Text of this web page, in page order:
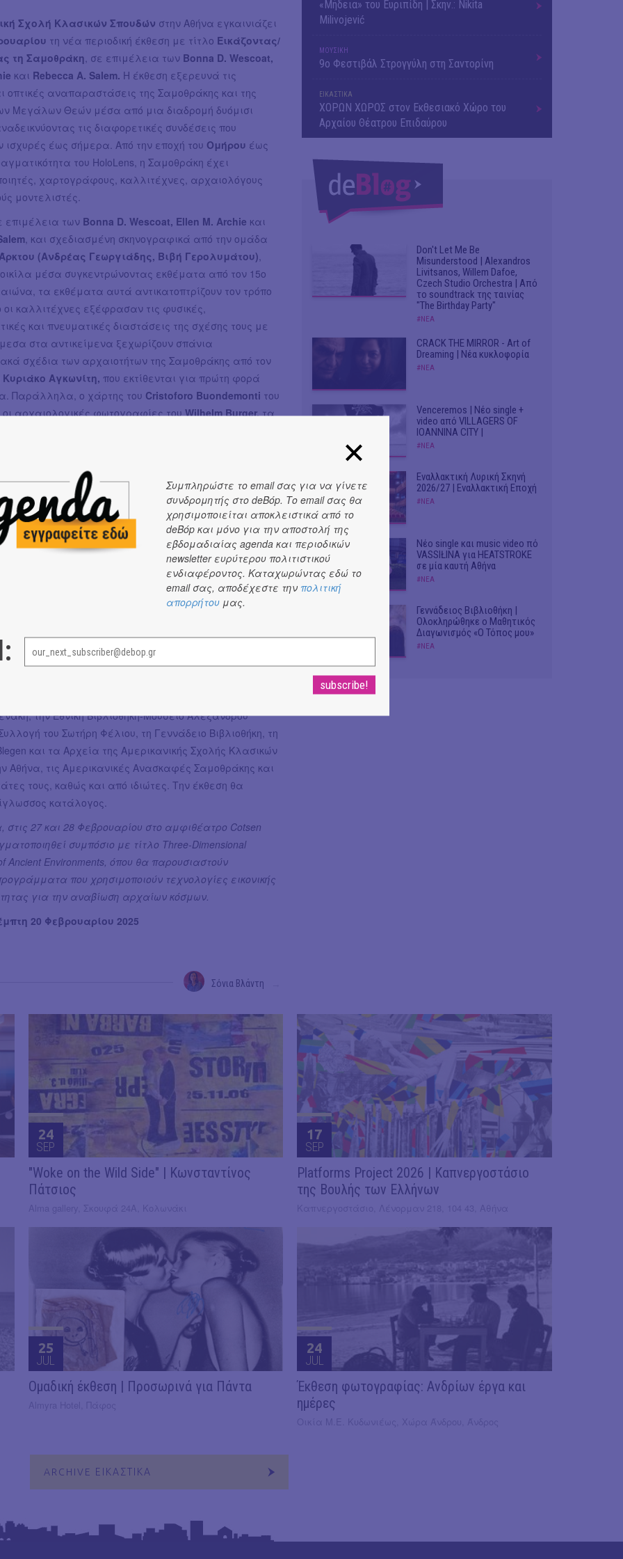
Σχολή Κλασικών Σπουδών στην Αθήνα εγκαινιάζει
τη νέα περιοδική έκθεση με τίτλο Εικάζοντας/
τη Σαμοθράκη , σε επιμέλεια των Bonna D. Wescoat,
και Rebecca A. Salem. Η έκθεση εξερευνά τις
οπτικές αναπαραστάσεις της Σαμοθράκης και της
Μεγάλων Θεών μέσα από μια διαδρομή δυόμισι
τις διαφορετικές συνδέσεις που
έως σήμερα. Από την εποχή του Ομήρου έως
του HoloLens, η Σαμοθράκη έχει
χαρτογράφους, καλλιτέχνες, αρχαιολόγους
μοντελιστές.
επιμέλεια των Bonna D. Wescoat, Ellen M. Archie και
, και σχεδιασμένη σκηνογραφικά από την ομάδα
(Ανδρέας Γεωργιάδης, Βιβή Γερολυμάτου)
μέσα συγκεντρώνοντας εκθέματα από τον 15ο
τα εκθέματα αυτά αντικατοπτρίζουν τον τρόπο
οι καλλιτέχνες εξέφρασαν τις φυσικές,
και πνευματικές διαστάσεις της σχέσης τους με
στα αντικείμενα ξεχωρίζουν σπάνια
σχέδια των αρχαιοτήτων της Σαμοθράκης από τον
Κυριάκο Αγκωνίτη, που εκτίθενται για πρώτη φορά
Παράλληλα, ο χάρτης του Cristoforo Buondemonti του
αρχαιολογικές φωτογραφίες τουWilhelm Burger,τα
Ρέγκου, και, από τον 21ο αιώνα, ο πίνακας της
που απεικονίζει τον καταρράκτη του φονιά
στο κοινό ένα ταξίδι στον χρόνο και στον τόπο της
Παρουσιάζονται επίσης οι πιο πρόσφατες έρευνες των
Ανασκαφών Σαμοθράκης και των συνεργατών τους. Οι
έχουν τη δυνατότητα να ακολουθήσουν τη διαδρομή των
ψηφιακών κινούμενων εικόνων, να δουν την
ψηφιακή αναπαράσταση του εμβόλου του μνημείου
τρισδιάστατες εκτυπώσεις των πρωτότυπων
την Εθνική Βιβλιοθήκη-Μουσείο Αλεξάνδρου
του Σωτήρη Φέλιου, τη Γεννάδειο Βιβλιοθήκη, τη
και τα Αρχεία της Αμερικανικής Σχολής Κλασικών
Αθήνα, τις Αμερικανικές Ανασκαφές Σαμοθράκης και
τους, καθώς και από ιδιώτες. Την έκθεση θα
κατάλογος.
27 και 28 Φεβρουαρίου στο αμφιθέατρο Cotsen
συμπόσιο με τίτλο Three-Dimensional
Ancient Environments, όπου θα παρουσιαστούν
που χρησιμοποιούν τεχνολογίες εικονικής
για την αναβίωση αρχαίων κόσμων.
20 Φεβρουαρίου 2025
Σόνια Βλάντη
«Μήδεια» του Ευριπίδη | Σκην.: Nikita
Milivojević
ΜΟΥΣΙΚΗ
9o Φεστιβάλ Στρογγύλη στη Σαντορίνη
ΕΙΚΑΣΤΙΚΑ
ΧΟΡΩΝ ΧΩΡΟΣ στον Εκθεσιακό Χώρο του
Αρχαίου Θέατρου Επιδαύρου
Don't Let Me Be
Misunderstood | Alexandros
Livitsanos, Willem Dafoe,
Czech Studio Orchestra | Από
το soundtrack της ταινίας
"The Birthday Party"
#ΝΕΑ
CRACK THE MIRROR - Art of
Dreaming | Νέα κυκλοφορία
#ΝΕΑ
Venceremos | Νέο single +
video από VILLAGERS OF
IOANNINA CITY |
#ΝΕΑ
Εναλλακτική Λυρική Σκηνή
2026/27 | Εναλλακτική Εποχή
#ΝΕΑ
Νέο single και music video πό
VASSIŁINA για HEATSTROKE
σε μία καυτή Αθήνα
#ΝΕΑ
Γεννάδειος Βιβλιοθήκη |
Ολοκληρώθηκε ο Μαθητικός
Διαγωνισμός «Ο Τόπος μου»
#ΝΕΑ
24
SEP
"Woke on the Wild Side" | Κωνσταντίνος
Πάτσιος
17
SEP
Platforms Project 2026 | Καπνεργοστάσιο
της Βουλής των Ελλήνων
25
JUL
Ομαδική έκθεση | Προσωρινά για Πάντα
24
JUL
Έκθεση φωτογραφίας: Ανδρίων έργα και
ημέρες
ARCHIVE ΕΙΚΑΣΤΙΚΑ
Συμπληρώστε το email σας για να γίνετε
συνδρομητής στο deBόp. Το email σας θα
χρησιμοποιείται αποκλειστικά από το
deBόp και μόνο για την αποστολή της
εβδομαδιαίας agenda και περιοδικών
newsletter ευρύτερου πολιτιστικού
ενδιαφέροντος. Καταχωρώντας εδώ το
email σας, αποδέχεστε την πολιτική
απορρήτου μας.